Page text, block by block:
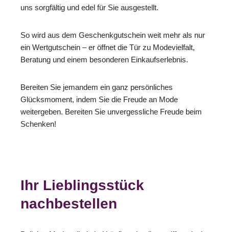
uns sorgfältig und edel für Sie ausgestellt.
So wird aus dem Geschenkgutschein weit mehr als nur
ein Wertgutschein – er öffnet die Tür zu Modevielfalt,
Beratung und einem besonderen Einkaufserlebnis.
Bereiten Sie jemandem ein ganz persönliches
Glücksmoment, indem Sie die Freude an Mode
weitergeben. Bereiten Sie unvergessliche Freude beim
Schenken!
Ihr Lieblingsstück
nachbestellen